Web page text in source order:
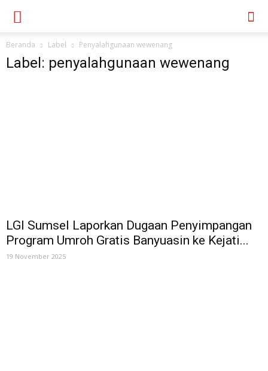
Beranda Label Penyalahgunaan wewenang
Label: penyalahgunaan wewenang
LGI Sumsel Laporkan Dugaan Penyimpangan
Program Umroh Gratis Banyuasin ke Kejati...
19 November 2025